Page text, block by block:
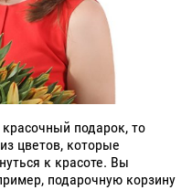
подарок, то
цветов, которые
к красоте. Вы
подарочную корзину